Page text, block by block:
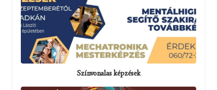
Színvonalas képzések